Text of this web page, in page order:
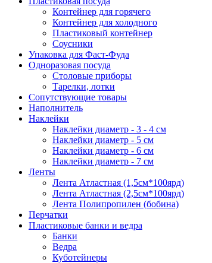
Контейнер для горячего
Контейнер для холодного
Пластиковый контейнер
Соусники
Упаковка для Фаст-Фуда
Одноразовая посуда
Столовые приборы
Тарелки, лотки
Сопутствующие товары
Наполнитель
Наклейки
Наклейки диаметр - 3 - 4 см
Наклейки диаметр - 5 см
Наклейки диаметр - 6 см
Наклейки диаметр - 7 см
Ленты
Лента Атластная (1,5см*100ярд)
Лента Атластная (2,5см*100ярд)
Лента Полипропилен (бобина)
Перчатки
Пластиковые банки и ведра
Банки
Ведра
Куботейнеры